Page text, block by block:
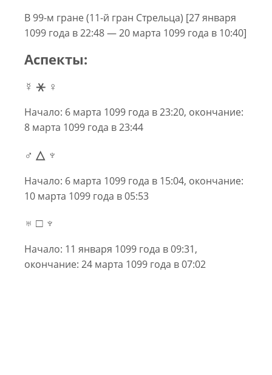
В 99-м гране (11-й гран Стрельца) [27 января
1099 года в 22:48 — 20 марта 1099 года в 10:40]
Аспекты:
☿ ⚹ ♀
Начало: 6 марта 1099 года в 23:20, окончание:
8 марта 1099 года в 23:44
♂ △ ♆
Начало: 6 марта 1099 года в 15:04, окончание:
10 марта 1099 года в 05:53
♅ □ ♆
Начало: 11 января 1099 года в 09:31,
окончание: 24 марта 1099 года в 07:02